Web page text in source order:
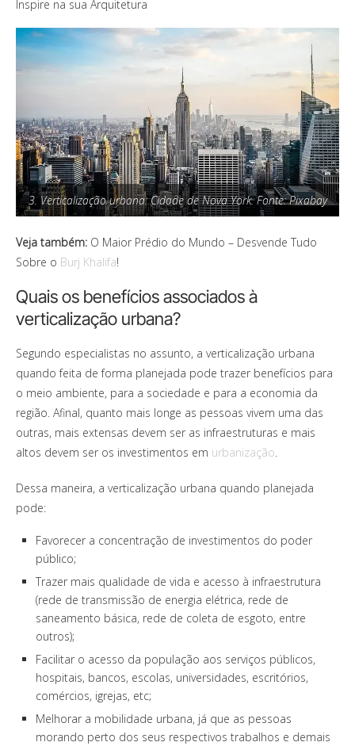
Inspire na sua Arquitetura
3. Verticalização urbana: Cidade de Nova York. Fonte: Pixabay
Veja também: O Maior Prédio do Mundo – Desvende Tudo
Sobre o Burj Khalifa!
Quais os benefícios associados à
verticalização urbana?
Segundo especialistas no assunto, a verticalização urbana
quando feita de forma planejada pode trazer benefícios para
o meio ambiente, para a sociedade e para a economia da
região. Afinal, quanto mais longe as pessoas vivem uma das
outras, mais extensas devem ser as infraestruturas e mais
altos devem ser os investimentos em urbanização.
Dessa maneira, a verticalização urbana quando planejada
pode:
Favorecer a concentração de investimentos do poder
público;
Trazer mais qualidade de vida e acesso à infraestrutura
(rede de transmissão de energia elétrica, rede de
saneamento básica, rede de coleta de esgoto, entre
outros);
Facilitar o acesso da população aos serviços públicos,
hospitais, bancos, escolas, universidades, escritórios,
comércios, igrejas, etc;
Melhorar a mobilidade urbana, já que as pessoas
morando perto dos seus respectivos trabalhos e demais